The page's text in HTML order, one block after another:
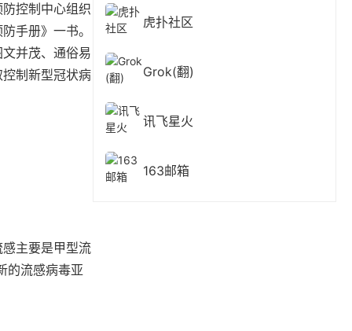
控制中心组织
手册》一书。
并茂、通俗易
制新型冠状病
主要是甲型流
的流感病毒亚
虎扑社区
Grok(翻)
讯飞星火
163邮箱